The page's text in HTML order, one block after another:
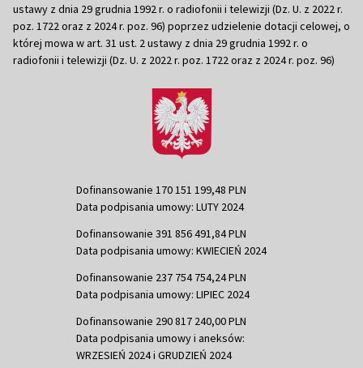
ustawy z dnia 29 grudnia 1992 r. o radiofonii i telewizji (Dz. U. z 2022 r.
poz. 1722 oraz z 2024 r. poz. 96) poprzez udzielenie dotacji celowej, o
której mowa w art. 31 ust. 2 ustawy z dnia 29 grudnia 1992 r. o
radiofonii i telewizji (Dz. U. z 2022 r. poz. 1722 oraz z 2024 r. poz. 96)
Dofinansowanie 170 151 199,48 PLN
Data podpisania umowy: LUTY 2024
Dofinansowanie 391 856 491,84 PLN
Data podpisania umowy: KWIECIEŃ 2024
Dofinansowanie 237 754 754,24 PLN
Data podpisania umowy: LIPIEC 2024
Dofinansowanie 290 817 240,00 PLN
Data podpisania umowy i aneksów:
WRZESIEŃ 2024 i GRUDZIEŃ 2024